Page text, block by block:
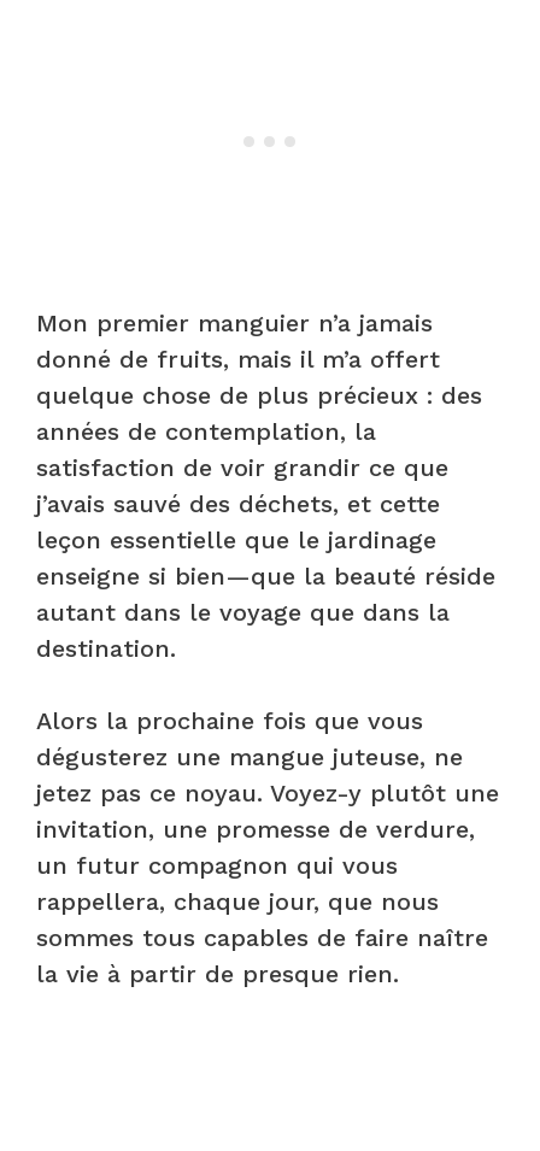
Mon premier manguier n’a jamais
donné de fruits, mais il m’a offert
quelque chose de plus précieux : des
années de contemplation, la
satisfaction de voir grandir ce que
j’avais sauvé des déchets, et cette
leçon essentielle que le jardinage
enseigne si bien—que la beauté réside
autant dans le voyage que dans la
destination.
Alors la prochaine fois que vous
dégusterez une mangue juteuse, ne
jetez pas ce noyau. Voyez-y plutôt une
invitation, une promesse de verdure,
un futur compagnon qui vous
rappellera, chaque jour, que nous
sommes tous capables de faire naître
la vie à partir de presque rien.